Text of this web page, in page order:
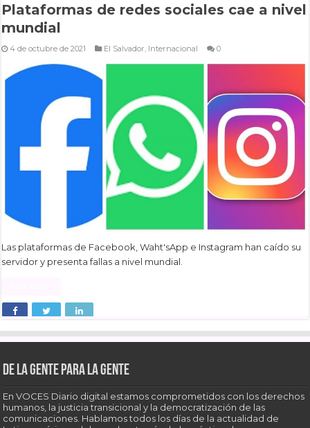
Plataformas de redes sociales cae a nivel
mundial
4 de octubre de 2021 El Salvador, Internacional 0
Las plataformas de Facebook, Waht'sApp e Instagram han caído su
servidor y presenta fallas a nivel mundial.
De la gente para la gente
En VOCES Diario digital estamos comprometidos con los derechos
humanos, la justicia transicional y la democratización de las
comunicaciones. Hablamos todos los días de la actualidad de